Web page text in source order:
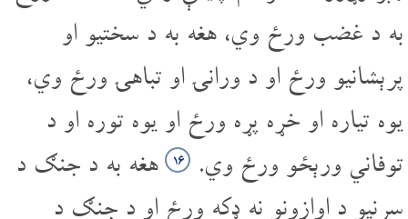
به د غضب ورځ وي، هغه به د سختیو او
پرېشانیو ورځ او د ورانۍ او تباهۍ ورځ وي،
یوه تیاره او خړه پړه ورځ او یوه توره او د
توفاني ورېځو ورځ وي.
۱۶ هغه به د جنګ د
سرنیو د اوازونو نه ډکه ورځ او د جنګ د